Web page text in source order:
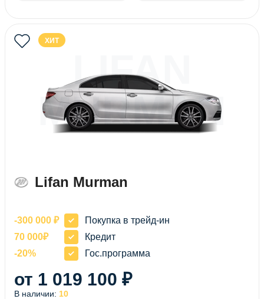
ХИТ
LIFAN
MURMAN
Lifan Murman
-300 000 ₽
Покупка в трейд-ин
70 000₽
Кредит
-20%
Гос.программа
от 1 019 100 ₽
В наличии: 10